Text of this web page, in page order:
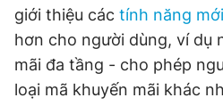
Thông tin tòa soạn
giới thiệu các tính năng mới
hơn cho người dùng, ví dụ
mãi đa tầng - cho phép
loại mã khuyến mãi khác